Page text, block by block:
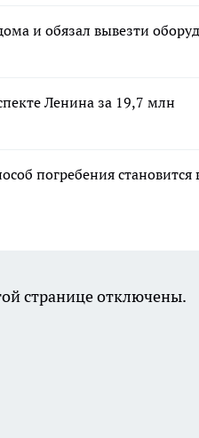
и обязал вывезти
Ленина за 19,7 млн
погребения становится
странице отключены.